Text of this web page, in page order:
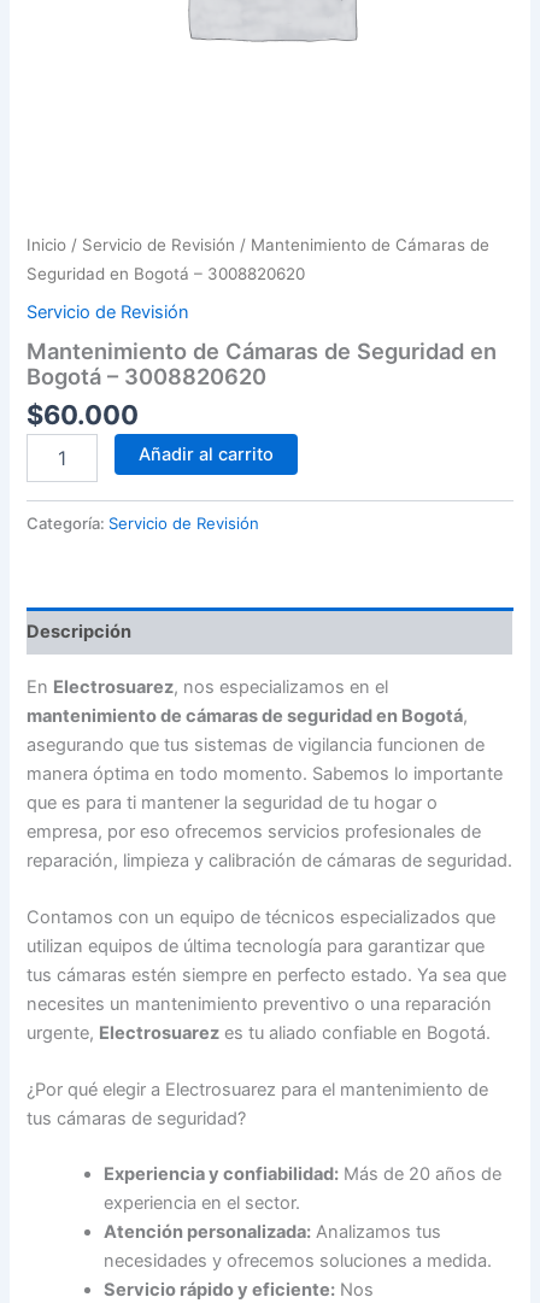
Inicio / Servicio de Revisión / Mantenimiento de Cámaras de
Seguridad en Bogotá – 3008820620
Servicio de Revisión
Mantenimiento de Cámaras de Seguridad en
Bogotá – 3008820620
$60.000
Mantenimiento
de
-
3008820620
cantidad
Añadir al carrito
Categoría: Servicio de Revisión
Descripción
En Electrosuarez, nos especializamos en el
mantenimiento de cámaras de seguridad en Bogotá,
asegurando que tus sistemas de vigilancia funcionen de
manera óptima en todo momento. Sabemos lo importante
que es para ti mantener la seguridad de tu hogar o
empresa, por eso ofrecemos servicios profesionales de
reparación, limpieza y calibración de cámaras de seguridad.
Contamos con un equipo de técnicos especializados que
utilizan equipos de última tecnología para garantizar que
tus cámaras estén siempre en perfecto estado. Ya sea que
necesites un mantenimiento preventivo o una reparación
urgente, Electrosuarez es tu aliado confiable en Bogotá.
¿Por qué elegir a Electrosuarez para el mantenimiento de
tus cámaras de seguridad?
Experiencia y confiabilidad: Más de 20 años de
experiencia en el sector.
Atención personalizada: Analizamos tus
necesidades y ofrecemos soluciones a medida.
Servicio rápido y eficiente: Nos